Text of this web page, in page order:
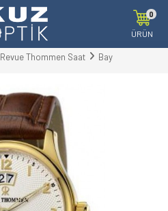
0
ÜRÜN
Revue Thommen Saat Bay